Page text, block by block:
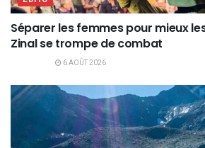
Séparer les femmes pour mieux
Zinal se trompe de combat
6 AOÛT 2026